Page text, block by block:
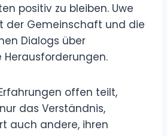
positiv zu bleiben. Uwe
der Gemeinschaft und die
Dialogs über
offen teilt,
das Verständnis,
auch andere, ihren